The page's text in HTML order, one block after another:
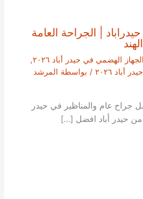
| الجراحة العامة
الهضمي في حيدر أباد ٢٠٢٦
,
٢٠٢٦
/ بواسطة المرشد
جراح عام والمناظير في حيدر
من حيدر أباد افضل […]